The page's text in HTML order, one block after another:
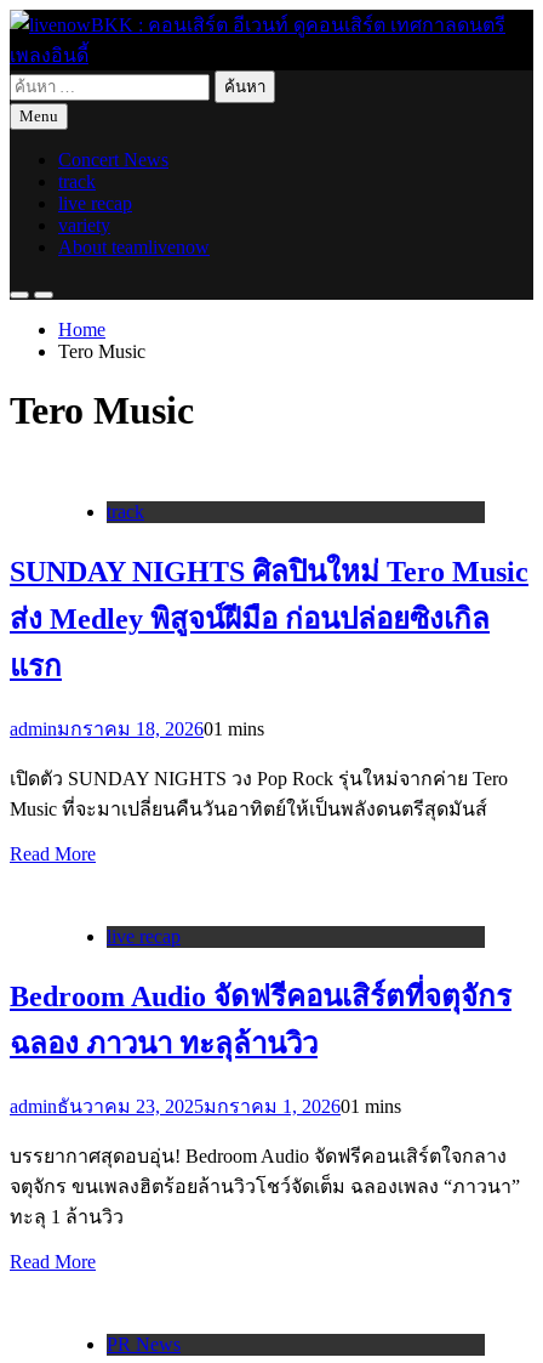
Skip
content
livenowBKK : คอนเสิร์ต อีเวนท์ ดูคอนเสิร์ต เทศกาลดนตรี เพลง
อินดี้
live for today
ค้นหา
สำหรับ:
Menu
Concert News
track
live recap
variety
About teamlivenow
Home
Tero Music
Tero Music
track
SUNDAY NIGHTS ศิลปินใหม่ Tero Music
ส่ง Medley พิสูจน์ฝีมือ ก่อนปล่อยซิงเกิล
แรก
adminมกราคม 18, 202601 mins
เปิดตัว SUNDAY NIGHTS วง Pop Rock รุ่นใหม่จากค่าย Tero
Music ที่จะมาเปลี่ยนคืนวันอาทิตย์ให้เป็นพลังดนตรีสุดมันส์
Read More
live recap
Bedroom Audio จัดฟรีคอนเสิร์ตที่จตุจักร
ฉลอง ภาวนา ทะลุล้านวิว
adminธันวาคม 23, 2025มกราคม 1, 202601 mins
บรรยากาศสุดอบอุ่น! Bedroom Audio จัดฟรีคอนเสิร์ตใจกลาง
จตุจักร ขนเพลงฮิตร้อยล้านวิวโชว์จัดเต็ม ฉลองเพลง “ภาวนา”
ทะลุ 1 ล้านวิว
Read More
PR News